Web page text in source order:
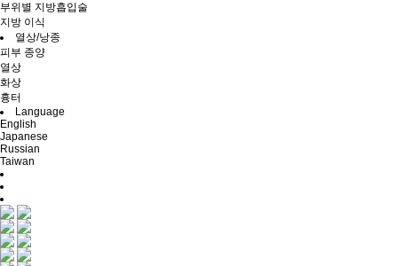
부위별 지방흡입술
지방 이식
열상/낭종
피부 종양
열상
화상
흉터
Language
English
Japanese
Russian
Taiwan